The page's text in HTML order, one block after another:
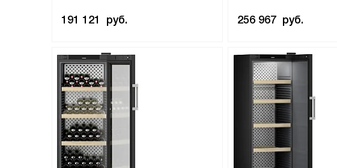
191 121 руб. 256 967 руб.